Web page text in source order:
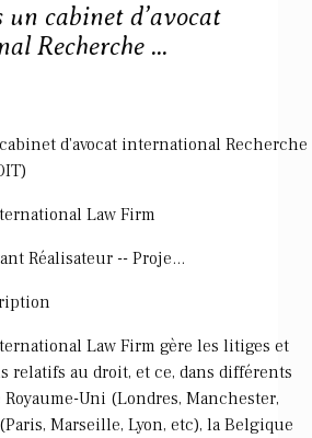
un cabinet d’avocat
Recherche ...
d'avocat international Recherche
Law Firm
Réalisateur -- Proje...
Law Firm gère les litiges et
relatifs au droit, et ce, dans différents
Uni (Londres, Manchester,
Marseille, Lyon, etc), la Belgique